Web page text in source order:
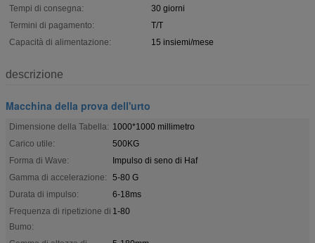
Tempi di consegna:
30 giorni
Termini di pagamento:
T/T
Capacità di alimentazione:
15 insiemi/mese
descrizione
Macchina della prova dell'urto
Dimensione della Tabella: 1000*1000 millimetro
Carico utile:
500KG
Forma di Wave:
Impulso di seno di Haf
Gamma di accelerazione:
5-80 G
Durata di impulso:
6-18ms
Frequenza di ripetizione di
Bumo:
1-80